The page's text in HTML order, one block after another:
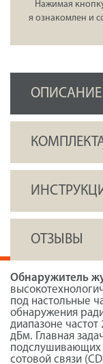
Нажимая
я ознакомлен и
ОПИСАНИЕ
ОТЗЫВЫ
Обнаружитель
под настольные
обнаружения
диапазоне
дБм. Главная
подслушивающих
сотовой связи